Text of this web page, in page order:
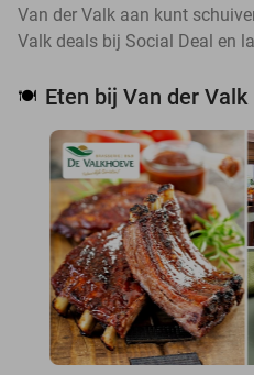
Van der Valk aan kunt
Valk deals bij Social Deal en
🍽️ Eten bij Van der